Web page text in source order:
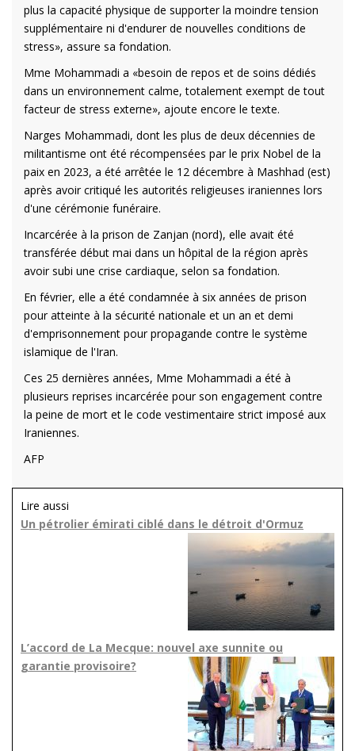
plus la capacité physique de supporter la moindre tension
supplémentaire ni d'endurer de nouvelles conditions de
stress», assure sa fondation.
Mme Mohammadi a «besoin de repos et de soins dédiés
dans un environnement calme, totalement exempt de tout
facteur de stress externe», ajoute encore le texte.
Narges Mohammadi, dont les plus de deux décennies de
militantisme ont été récompensées par le prix Nobel de la
paix en 2023, a été arrêtée le 12 décembre à Mashhad (est)
après avoir critiqué les autorités religieuses iraniennes lors
d'une cérémonie funéraire.
Incarcérée à la prison de Zanjan (nord), elle avait été
transférée début mai dans un hôpital de la région après
avoir subi une crise cardiaque, selon sa fondation.
En février, elle a été condamnée à six années de prison
pour atteinte à la sécurité nationale et un an et demi
d'emprisonnement pour propagande contre le système
islamique de l'Iran.
Ces 25 dernières années, Mme Mohammadi a été à
plusieurs reprises incarcérée pour son engagement contre
la peine de mort et le code vestimentaire strict imposé aux
Iraniennes.
AFP
Lire aussi
Un pétrolier émirati ciblé dans le détroit d'Ormuz
L’accord de La Mecque: nouvel axe sunnite ou
garantie provisoire?